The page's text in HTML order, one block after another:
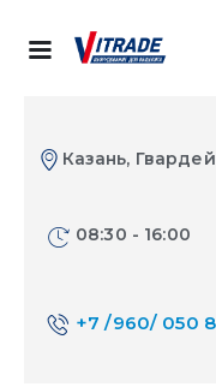
Казань,
08:30 - 16:00
+7 /960/ 050